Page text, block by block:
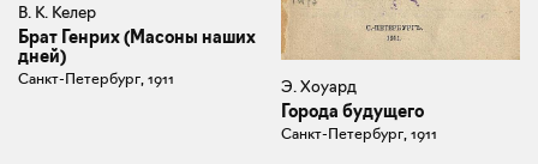
В. К. Келер
Брат Генрих (Масоны наших
дней)
Санкт-Петербург, 1911 Э. Хоуард
Города будущего
Санкт-Петербург, 1911